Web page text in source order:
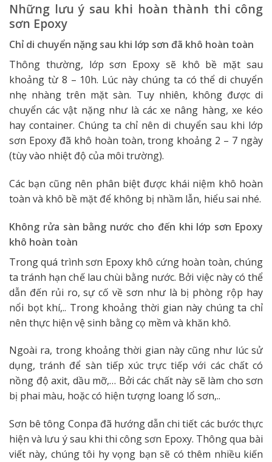
Những lưu ý sau khi hoàn thành thi công
sơn Epoxy
Chỉ di chuyển nặng sau khi lớp sơn đã khô hoàn toàn
Thông thường, lớp sơn Epoxy sẽ khô bề mặt sau
khoảng từ 8 – 10h. Lúc này chúng ta có thể di chuyển
nhẹ nhàng trên mặt sàn. Tuy nhiên, không được di
chuyển các vật nặng như là các xe nâng hàng, xe kéo
hay container. Chúng ta chỉ nên di chuyển sau khi lớp
sơn Epoxy đã khô hoàn toàn, trong khoảng 2 – 7 ngày
(tùy vào nhiệt độ của môi trường).
Các bạn cũng nên phân biệt được khái niệm khô hoàn
toàn và khô bề mặt để không bị nhầm lẫn, hiểu sai nhé.
Không rửa sàn bằng nước cho đến khi lớp sơn Epoxy
khô hoàn toàn
Trong quá trình sơn Epoxy khô cứng hoàn toàn, chúng
ta tránh hạn chế lau chùi bằng nước. Bởi việc này có thể
dẫn đến rủi ro, sự cố về sơn như là bị phòng rộp hay
nổi bọt khí,.. Trong khoảng thời gian này chúng ta chỉ
nên thực hiện vệ sinh bằng cọ mềm và khăn khô.
Ngoài ra, trong khoảng thời gian này cũng như lúc sử
dụng, tránh để sàn tiếp xúc trực tiếp với các chất có
nồng độ axit, dầu mỡ,… Bởi các chất này sẽ làm cho sơn
bị phai màu, hoặc có hiện tượng loang lổ sơn,..
Sơn bê tông Conpa đã hướng dẫn chi tiết các bước thực
hiện và lưu ý sau khi thi công sơn Epoxy. Thông qua bài
viết này, chúng tôi hy vọng bạn sẽ có thêm nhiều kiến